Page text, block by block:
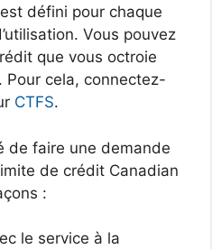
défini pour chaque
Vous pouvez
que vous octroie
Pour cela, connectez-
CTFS.
de faire une demande
de crédit Canadian
:
le service à la